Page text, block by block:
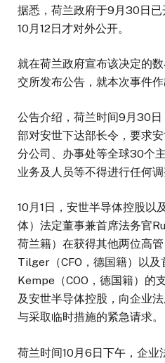
据悉，荷兰政府于9月30日
10月12日才对外公开。
就在荷兰政府宣布该决定的
交所发布公告，就本次事件作
公告介绍，荷兰时间9月30
部对安世下达部长令，要求安
分公司、办事处等全球30个
业务及人员等不得进行任何调
10月1日，安世半导体控股以
体）法定董事兼首席法务官
荷兰籍）在获得其他两位高
Tilger（CFO，德国籍）以
Kempe（COO，德国籍）的
及安世半导体控股，向企业
与采取临时措施的紧急请求。
荷兰时间10月6日下午，企业